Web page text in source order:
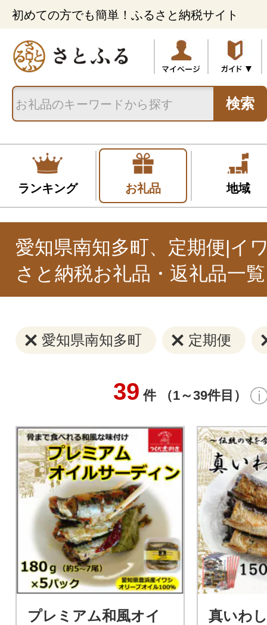
初めての方でも簡単！ふるさと納税サイト
検索
ランキング お礼品 地域
愛知県南知多町、定期便|イ
さと納税お礼品・返礼品一覧
愛知県南知多町 定期便
39 件 （1～39件目）
プレミアム和風オイ
真いわ